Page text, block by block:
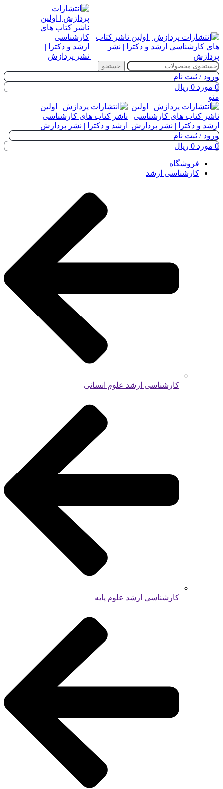
جستجو
ورود / ثبت نام
0 مورد 0 ریال
منو
ورود / ثبت نام
0 مورد 0 ریال
فروشگاه
کارشناسی ارشد
کارشناسی ارشد علوم انسانی
کارشناسی ارشد علوم پایه